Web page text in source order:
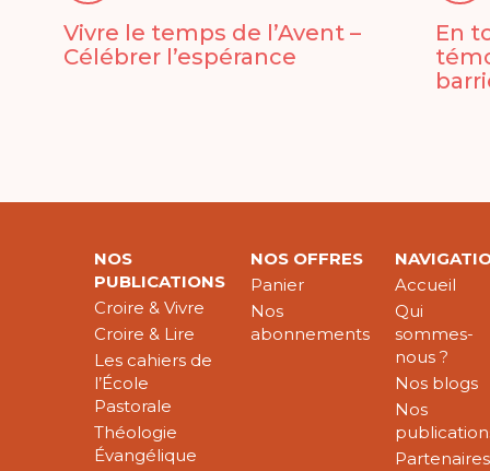
Vivre le temps de l’Avent –
Célébrer l’espérance
En
NOS
PUBLICATIONS
Croire & Vivre
Croire & Lire
Les cahiers de
l’École
Pastorale
Théologie
Évangélique
NOS OFFRES
Panier
Nos
abonnements
Accueil
Qui
sommes-
nous ?
Nos blogs
Nos
Partenaires